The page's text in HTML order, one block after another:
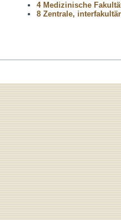
4 Medizinische
8 Zentrale,